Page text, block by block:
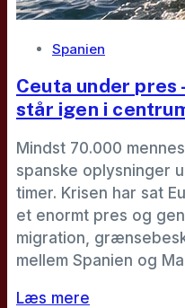
Spanien
Ceuta under pres
står igen i
Mindst 70.000
spanske oplysninger
timer. Krisen har sat
et enormt pres og
migration,
mellem Spanien og
Læs mere